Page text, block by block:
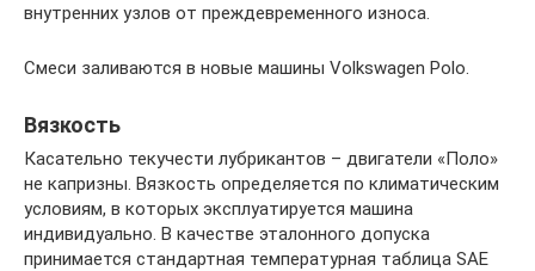
внутренних узлов от преждевременного износа.
Смеси заливаются в новые машины Volkswagen Polo.
Вязкость
Касательно текучести лубрикантов – двигатели «Поло»
не капризны. Вязкость определяется по климатическим
условиям, в которых эксплуатируется машина
индивидуально. В качестве эталонного допуска
принимается стандартная температурная таблица SAE